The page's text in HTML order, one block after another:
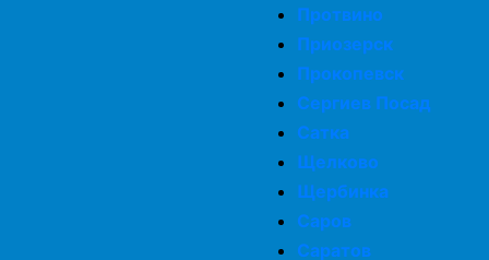
Комплексная просушка дома
Просушка подвалов и цоколей
Протвино
Приозерск
Прокопевск
Сергиев Посад
Сатка
Щелково
Щербинка
Саров
Саратов